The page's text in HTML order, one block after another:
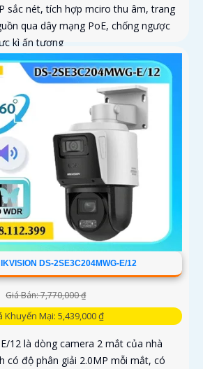
sắc nét, tích hợp mciro thu âm, trang
qua dây mạng PoE, chống ngược
kì ấn tượng
DS-2SE3C204MWG-E/12
Giá Bán: 7,770,000 ₫
Khuyến Mại: 5,439,000 ₫
E/12 là dòng camera 2 mắt của nhà
có độ phân giải 2.0MP mỗi mắt, có